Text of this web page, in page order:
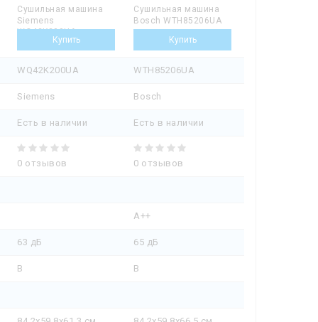
Сушильная машина
Siemens
WQ42K200UA
Сушильная машина
Bosch WTH85206UA
WQ42K200UA WTH85206UA
Siemens Bosch
Есть в наличии Есть в наличии
0 отзывов 0 отзывов
A++
63 дБ 65 дБ
B B